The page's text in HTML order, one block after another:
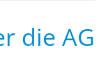
die AG